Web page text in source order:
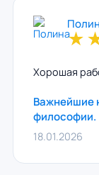
★
Хорошая
Важнейшие
философии.
18.01.2026